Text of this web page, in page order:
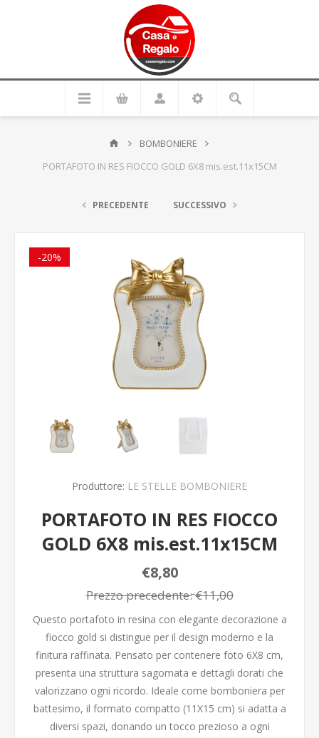
BOMBONIERE
PORTAFOTO IN RES FIOCCO GOLD 6X8 mis.est.11x15CM
PRECEDENTE SUCCESSIVO
-20%
Produttore: LE STELLE BOMBONIERE
PORTAFOTO IN RES FIOCCO
GOLD 6X8 mis.est.11x15CM
€8,80
Prezzo precedente:€11,00
Questo portafoto in resina con elegante decorazione a
fiocco gold si distingue per il design moderno e la
finitura raffinata. Pensato per contenere foto 6X8 cm,
presenta una struttura sagomata e dettagli dorati che
valorizzano ogni ricordo. Ideale come bomboniera per
battesimo, il formato compatto (11X15 cm) si adatta a
diversi spazi, donando un tocco prezioso a ogni